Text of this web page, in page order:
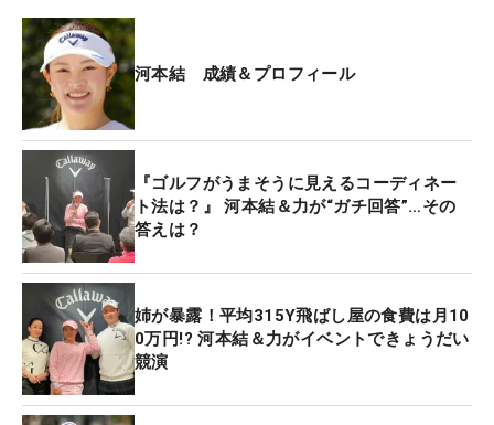
河本結 成績＆プロフィール
『ゴルフがうまそうに見えるコーディネー
ト法は？』 河本結＆力が“ガチ回答”…その
答えは？
姉が暴露！平均315Y飛ばし屋の食費は月10
0万円!? 河本結＆力がイベントできょうだい
競演